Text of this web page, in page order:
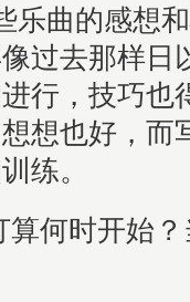
乐曲的感想
过去那样日
行，技巧也
想也好，而
练。
算何时开始